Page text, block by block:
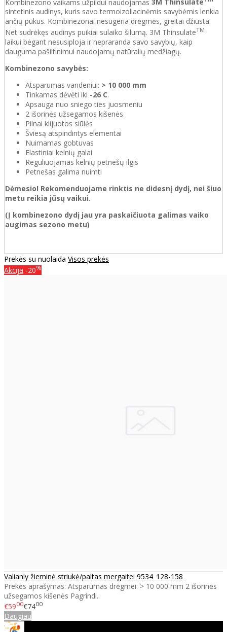
Kombinezono vaikams užpildui naudojamas 3M Thinsulate
sintetinis audinys, kuris savo termoizoliacinėmis savybėmis lenkia
ančių pūkus. Kombinezonai nesugeria drėgmės, greitai džiūsta.
Net sudrėkęs audinys puikiai sulaiko šilumą. 3M ThinsulateTM
laikui bėgant nesusiploja ir nepraranda savo savybių, kaip
dauguma pašiltinimui naudojamų natūralių medžiagų.
Kombinezono savybės:
Atsparumas vandeniui: > 10 000 mm
Tinkamas dėvėti iki -26 C.
Apsauga nuo sniego ties juosmeniu
2 išorinės užsegamos kišenės
Pilnai klijuotos siūlės
Šviesą atspindintys elementai
Nuimamas gobtuvas
Elastiniai kelnių galai
Reguliuojamas kelnių petnešų ilgis
Petnešas galima nuimti
Dėmesio! Rekomenduojame rinktis ne didesnį dydį, nei šiuo
metu reikia jūsų vaikui.
(Į kombinezono dydį jau yra paskaičiuota galimas vaiko
augimas sezono metu)
Prekės su nuolaida Visos prekės
Akcija -20%
Valianly žieminė striukė/paltas mergaitei 9534_128-158
Prekės aprašymas: Atsparumas drėgmei: > 10 000 mm 2 išorinės
užsegamos kišenės Pagrindi..
€5900€7400
Daugiau